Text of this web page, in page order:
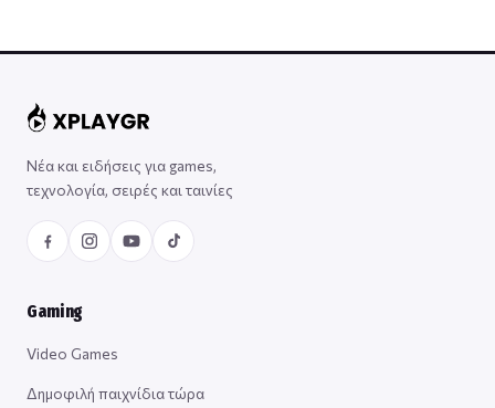
Νέα και ειδήσεις για games,
τεχνολογία, σειρές και ταινίες
Gaming
Video Games
Δημοφιλή παιχνίδια τώρα